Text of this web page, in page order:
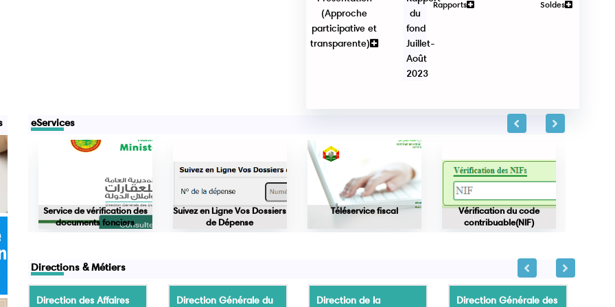
(Approche
participative et
transparente)
Rapports
du
fond
Juillet-
Août
2023
Soldes
eServices
Service de vérification des
documents fonciers
Suivez en Ligne Vos Dossiers
de Dépense
Téléservice fiscal
Vérification du code
contribuable(NIF)
Directions & Métiers
Direction des Affaires Direction Générale du Direction de la Direction Générale des